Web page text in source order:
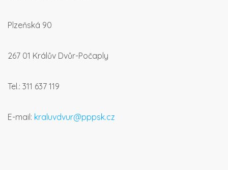
Plzeňská 90
267 01 Králův Dvůr-Počaply
Tel.: 311 637 119
E-mail: kraluvdvur@pppsk.cz